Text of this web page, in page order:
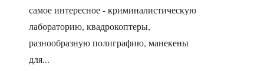
самое интересное - криминалистическую
лабораторию, квадрокоптеры,
разнообразную полиграфию, манекены
для...